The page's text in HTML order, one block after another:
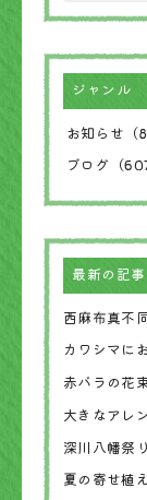
ジャンル
お知らせ（8
ブログ（
最新の記事
西麻布真不
カワシマに
赤バラの花
大きなアレ
深川八幡祭り
夏の寄せ植